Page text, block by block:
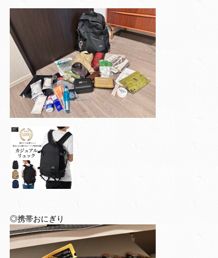
◎携帯おにぎり